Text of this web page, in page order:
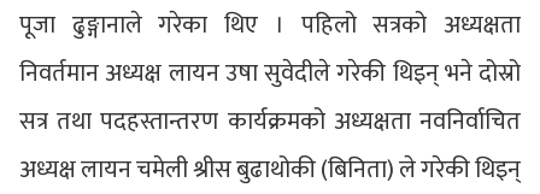
पूजा ढुङ्गानाले गरेका थिए । पहिलो सत्रको अध्यक्षता
निवर्तमान अध्यक्ष लायन उषा सुवेदीले गरेकी थिइन् भने दोस्रो
सत्र तथा पदहस्तान्तरण कार्यक्रमको अध्यक्षता नवनिर्वाचित
अध्यक्ष लायन चमेली श्रीस बुढाथोकी (बिनिता) ले गरेकी थिइन्